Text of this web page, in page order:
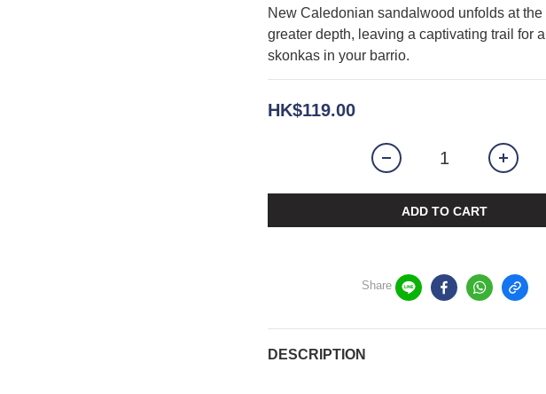
New Caledonian sandalwood unfolds at the
greater depth, leaving a captivating trail for
skonkas in your barrio.
HK$119.00
ADD TO CART
Share
DESCRIPTION